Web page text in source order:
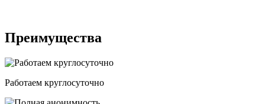
Преимущества
Работаем круглосуточно